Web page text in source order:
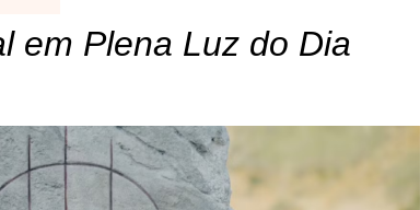
em Plena Luz do Dia